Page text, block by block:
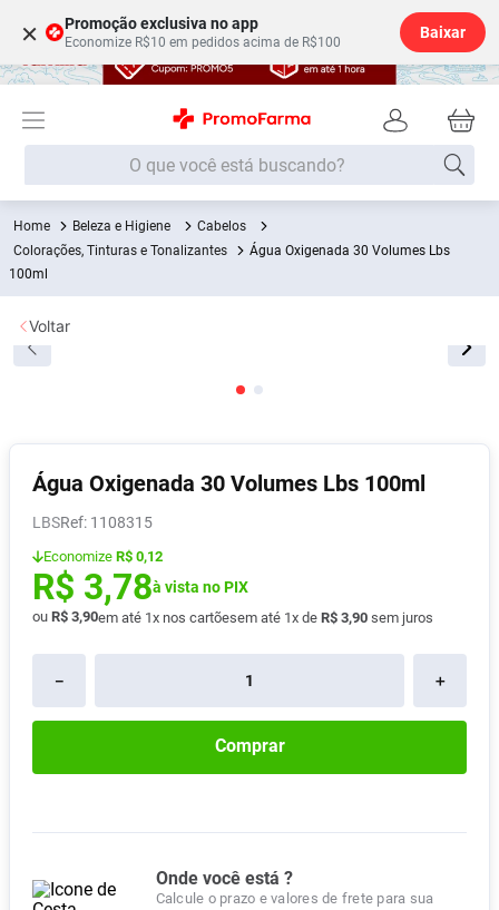
× Promoção exclusiva no app
Economize R$10 em pedidos acima de R$100
Baixar
O que você está buscando?
Beleza e Higiene
Cabelos
Colorações, Tinturas e Tonalizantes
Água Oxigenada 30 Volumes Lbs
100ml
Água Oxigenada 30 Volumes Lbs 100ml
LBS : 1108315
Economize R$ 0,12
R$ 3,78à vista no PIX
ou R$ 3,90em até 1x nos cartõesem até 1x de R$ 3,90 sem juros
＋
－
Comprar
Onde você está ?
Calcule o prazo e valores de frete para sua
Voltar
Termos mais buscados
7º Desodorante
8º Absorvente
9º Lavitan
10 º Vitamina D